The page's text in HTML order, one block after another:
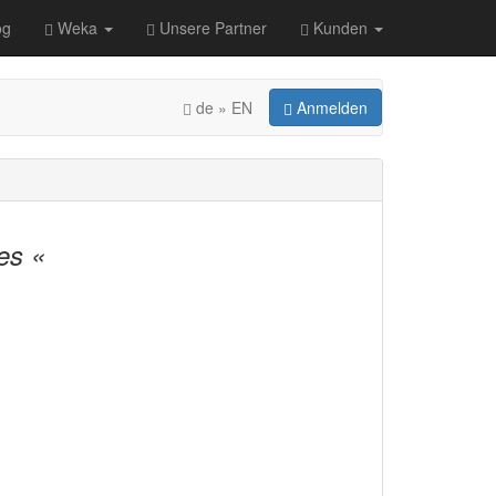
Weka Unsere Partner Kunden
Anmelden
de » EN
«